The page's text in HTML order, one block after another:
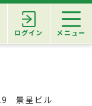
ログイン メニュー
景星ビル